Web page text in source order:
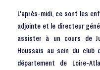
L’après-midi, ce sont les
adjointe et le directeur
assister à un cours de
Houssais au sein du club
département de Loire-